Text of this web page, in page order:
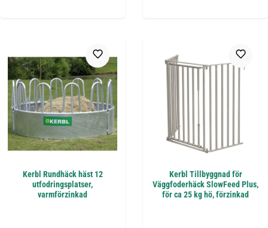
Kerbl Rundhäck häst 12
utfodringsplatser,
varmförzinkad
Kerbl Tillbyggnad för
Väggfoderhäck SlowFeed Plus,
för ca 25 kg hö, förzinkad